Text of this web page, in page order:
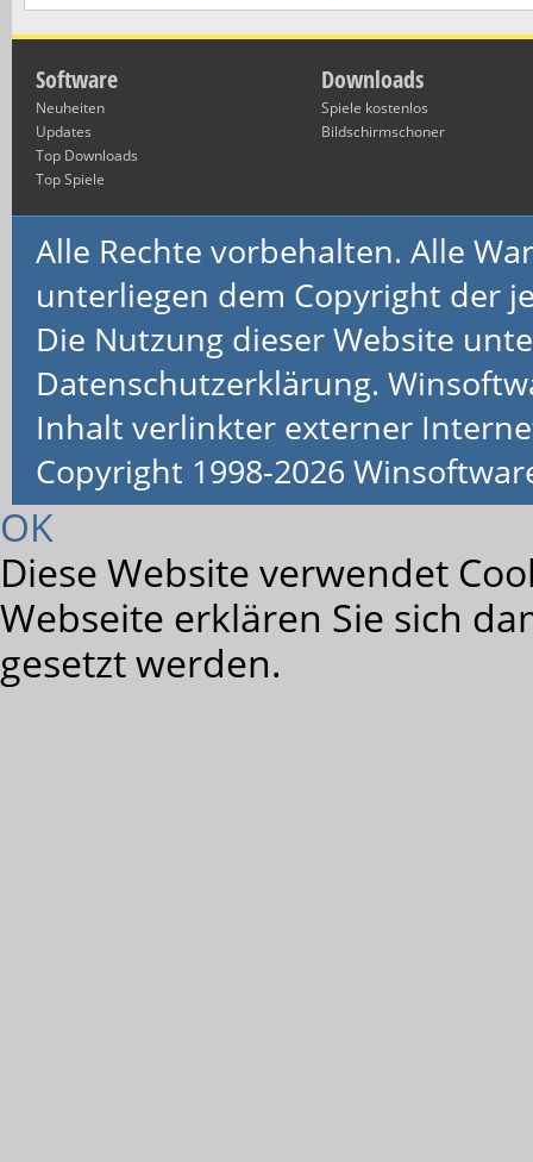
Software
Neuheiten
Updates
Top Downloads
Top Spiele
Downloads
Spiele kostenlos
Bildschirmschoner
Alle Rechte vorbehalten. Alle
unterliegen dem Copyright der
Die Nutzung dieser Website
Datenschutzerklärung.
Inhalt verlinkter externer
Copyright 1998-2026
OK
Diese Website verwendet
Webseite erklären Sie sich
gesetzt werden.